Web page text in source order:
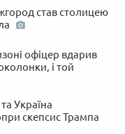
став столицею
офіцер вдарив
і той
Україна
скепсис Трампа